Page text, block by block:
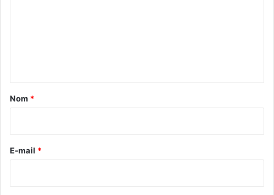
a
e
Nom *
E-mail *